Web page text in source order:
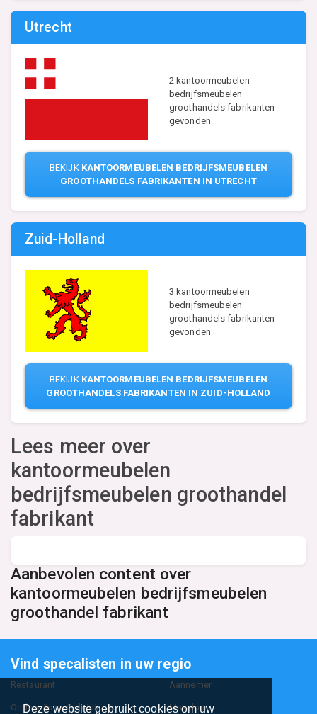
Deze website gebruikt cookies om uw
Utrecht
2 kantoormeubelen
bedrijfsmeubelen
groothandels fabrikanten
gevonden
BEKIJK KANTOORMEUBELEN BEDRIJFSMEUBELEN
GROOTHANDELS FABRIKANTEN IN UTRECHT
Zuid-Holland
3 kantoormeubelen
bedrijfsmeubelen
groothandels fabrikanten
gevonden
BEKIJK KANTOORMEUBELEN BEDRIJFSMEUBELEN
GROOTHANDELS FABRIKANTEN IN ZUID-HOLLAND
Lees meer over
kantoormeubelen
bedrijfsmeubelen groothandel
fabrikant
Aanbevolen content over
kantoormeubelen bedrijfsmeubelen
groothandel fabrikant
Vind specalisten in uw regio
Restaurant Aannemer
Onderwijs en Opleidingen Makelaar